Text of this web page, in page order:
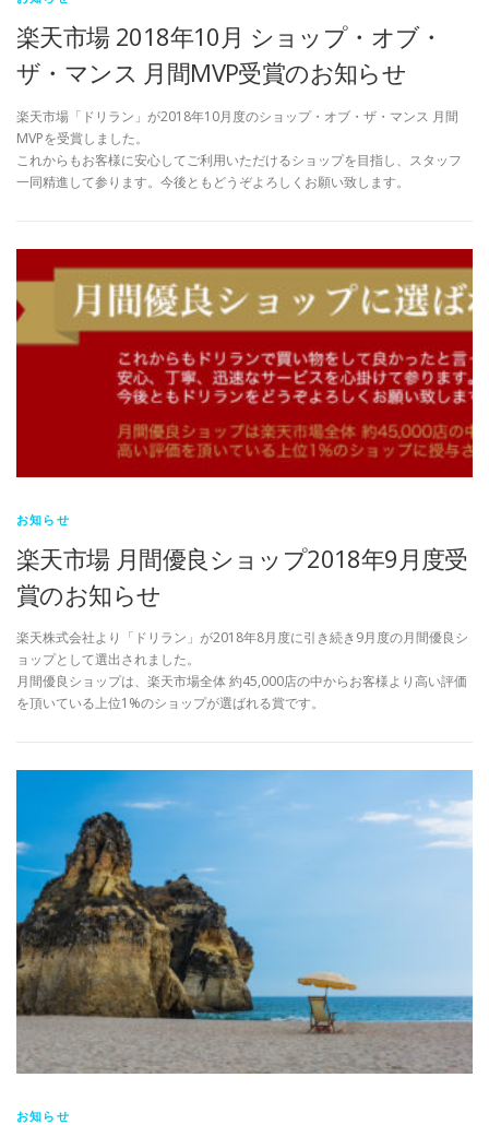
楽天市場 2018年10月 ショップ・オブ・
ザ・マンス 月間MVP受賞のお知らせ
楽天市場「ドリラン」が2018年10月度のショップ・オブ・ザ・マンス 月間
MVPを受賞しました。
これからもお客様に安心してご利用いただけるショップを目指し、スタッフ
一同精進して参ります。今後ともどうぞよろしくお願い致します。
お知らせ
楽天市場 月間優良ショップ2018年9月度受
賞のお知らせ
楽天株式会社より「ドリラン」が2018年8月度に引き続き9月度の月間優良シ
ョップとして選出されました。
月間優良ショップは、楽天市場全体 約45,000店の中からお客様より高い評価
を頂いている上位1%のショップが選ばれる賞です。
お知らせ